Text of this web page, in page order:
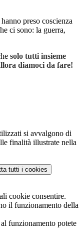
preso coscienza
ci sono: la guerra,
solo tutti insieme
diamoci da fare!
si avvalgono di
finalità illustrate nella
tutti i cookies
cookie consentire.
il funzionamento della
funzionamento potete